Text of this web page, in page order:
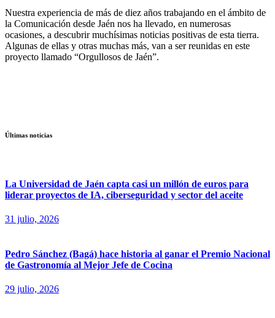
Nuestra experiencia de más de diez años trabajando en el ámbito de
la Comunicación desde Jaén nos ha llevado, en numerosas
ocasiones, a descubrir muchísimas noticias positivas de esta tierra.
Algunas de ellas y otras muchas más, van a ser reunidas en este
proyecto llamado “Orgullosos de Jaén”.
Últimas noticias
La Universidad de Jaén capta casi un millón de euros para
liderar proyectos de IA, ciberseguridad y sector del aceite
31 julio, 2026
Pedro Sánchez (Bagá) hace historia al ganar el Premio Nacional
de Gastronomía al Mejor Jefe de Cocina
29 julio, 2026